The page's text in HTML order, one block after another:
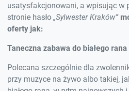
usatysfakcjonowani, a wpisując w
stronie hasło „Sylwester Kraków”
oferty jak:
Taneczna zabawa do białego rana
Polecana szczególnie dla
przy muzyce na żywo albo takiej,